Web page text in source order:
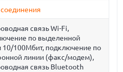
связь Wi-Fi,
по выделенной
10/100Мбит, подключение по
линии (факс/модем),
связь Bluetooth